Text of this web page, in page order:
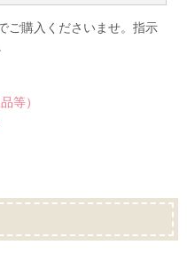
ご購入くださいませ。指示
等）